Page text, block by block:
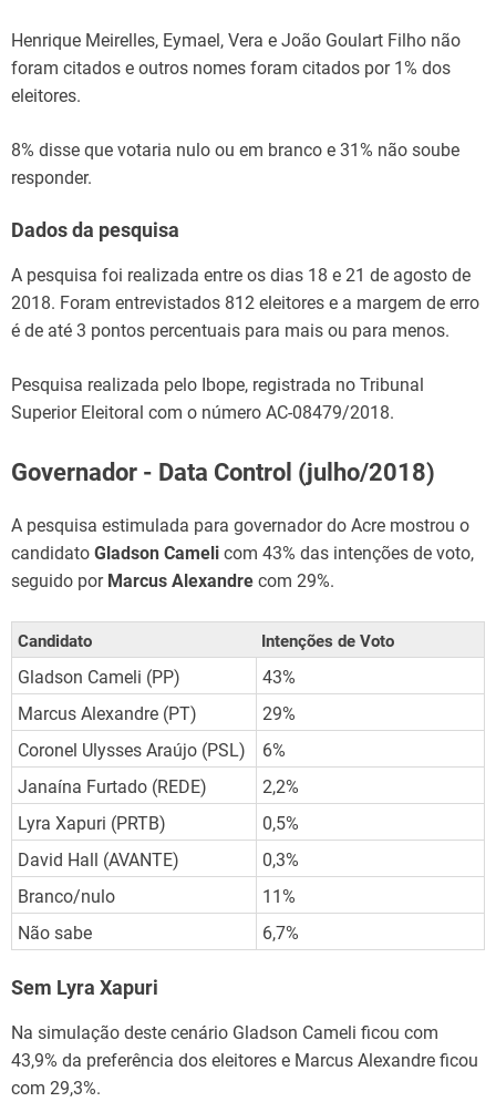
Henrique Meirelles, Eymael, Vera e João Goulart Filho não
foram citados e outros nomes foram citados por 1% dos
eleitores.
8% disse que votaria nulo ou em branco e 31% não soube
responder.
Dados da pesquisa
A pesquisa foi realizada entre os dias 18 e 21 de agosto de
2018. Foram entrevistados 812 eleitores e a margem de erro
é de até 3 pontos percentuais para mais ou para menos.
Pesquisa realizada pelo Ibope, registrada no Tribunal
Superior Eleitoral com o número AC-08479/2018.
Governador - Data Control (julho/2018)
A pesquisa estimulada para governador do Acre mostrou o
candidato Gladson Cameli com 43% das intenções de voto,
seguido por Marcus Alexandre com 29%.
Candidato Intenções de Voto
Gladson Cameli (PP)
43%
Marcus Alexandre (PT)
29%
Coronel Ulysses Araújo (PSL)
6%
Janaína Furtado (REDE)
2,2%
Lyra Xapuri (PRTB)
0,5%
David Hall (AVANTE)
0,3%
Branco/nulo
11%
Não sabe
6,7%
Sem Lyra Xapuri
Na simulação deste cenário Gladson Cameli ficou com
43,9% da preferência dos eleitores e Marcus Alexandre ficou
com 29,3%.